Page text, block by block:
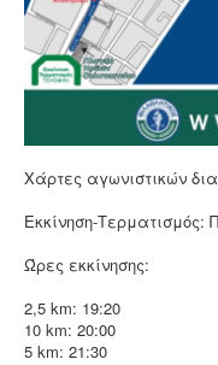
Χάρτες αγωνιστικών
Εκκίνηση-Τερματισμός:
Ώρες εκκίνησης:
2,5 km: 19:20
10 km: 20:00
5 km: 21:30